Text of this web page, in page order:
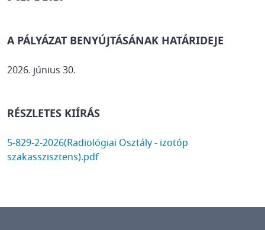
A PÁLYÁZAT BENYÚJTÁSÁNAK HATÁRIDEJE
2026. június 30.
RÉSZLETES KIÍRÁS
DOCUMENT
5-829-2-2026(Radiológiai Osztály - izotóp
szakasszisztens).pdf